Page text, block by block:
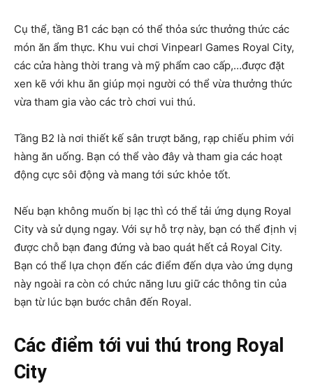
Cụ thể, tầng B1 các bạn có thể thỏa sức thưởng thức các
món ăn ẩm thực. Khu vui chơi Vinpearl Games Royal City,
các cửa hàng thời trang và mỹ phẩm cao cấp,…được đặt
xen kẽ với khu ăn giúp mọi người có thể vừa thưởng thức
vừa tham gia vào các trò chơi vui thú.
Tầng B2 là nơi thiết kế sân trượt băng, rạp chiếu phim với
hàng ăn uống. Bạn có thể vào đây và tham gia các hoạt
động cực sôi động và mang tới sức khỏe tốt.
Nếu bạn không muốn bị lạc thì có thể tải ứng dụng Royal
City và sử dụng ngay. Với sự hỗ trợ này, bạn có thể định vị
được chỗ bạn đang đứng và bao quát hết cả Royal City.
Bạn có thể lựa chọn đến các điểm đến dựa vào ứng dụng
này ngoài ra còn có chức năng lưu giữ các thông tin của
bạn từ lúc bạn bước chân đến Royal.
Các điểm tới vui thú trong Royal
City